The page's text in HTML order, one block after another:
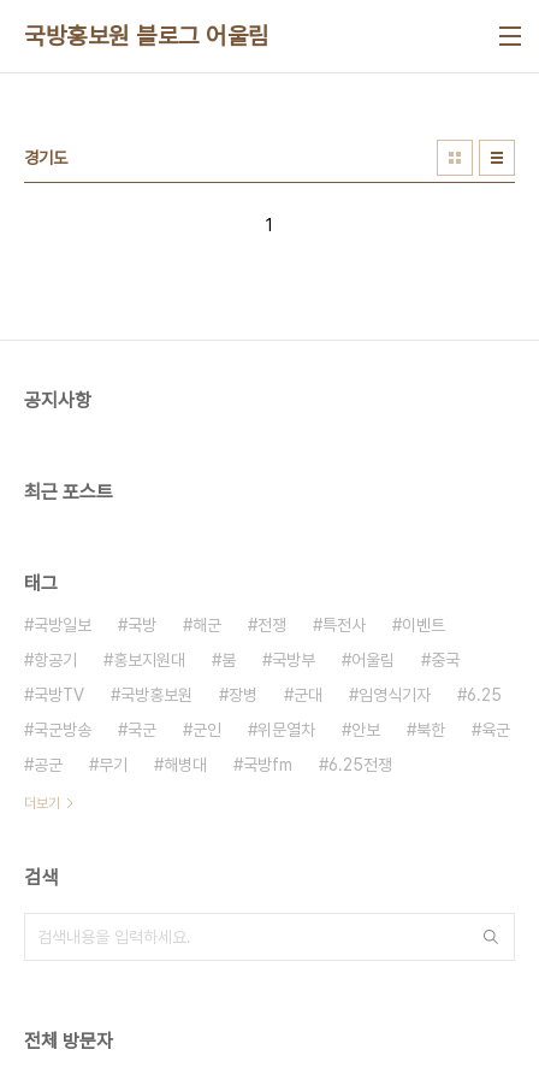
국방홍보원 블로그 어울림
경기도
1
공지사항
최근 포스트
태그
국방일보 국방 해군 전쟁 특전사
이벤트
항공기
홍보지원대 붐 국방부 어울림
중국
국방TV
국방홍보원 장병 군대 임영식기자
6.25
국군방송
국군 군인 위문열차 안보 북한
육군
공군
무기 해병대 국방fm 6.25전쟁
더보기
검색
전체 방문자